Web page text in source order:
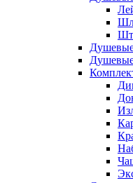
Душевые
Душевые